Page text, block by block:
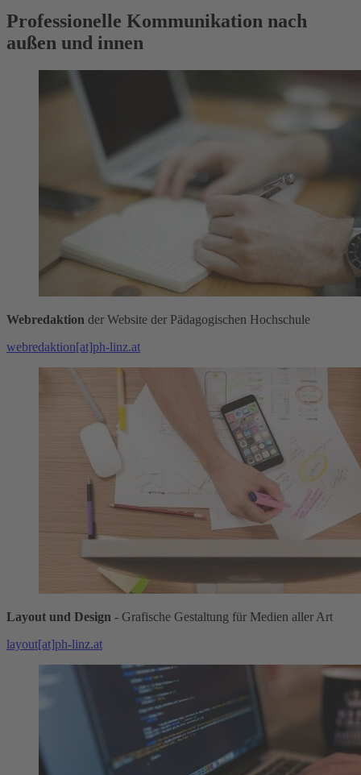
Professionelle Kommunikation nach
außen und innen
Webredaktion der Website der Pädagogischen Hochschule
webredaktion[at]ph-linz.at
Layout und Design - Grafische Gestaltung für Medien aller Art
layout[at]ph-linz.at